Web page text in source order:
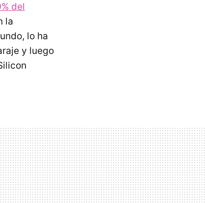
del
la
lo ha
y luego